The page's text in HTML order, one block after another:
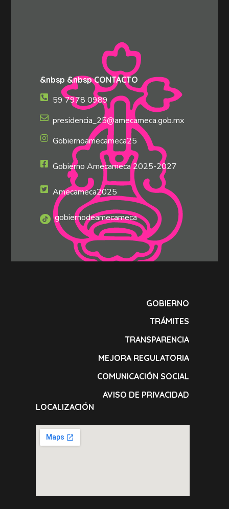
&nbsp &nbsp CONTACTO
59 7978 0989
presidencia_25@amecameca.gob.mx
Gobiernoamecameca25
Gobierno Amecameca 2025-2027
Amecameca2025
gobiernodeamecameca
GOBIERNO
TRÁMITES
TRANSPARENCIA
MEJORA REGULATORIA
COMUNICACIÓN SOCIAL
AVISO DE PRIVACIDAD
LOCALIZACIÓN